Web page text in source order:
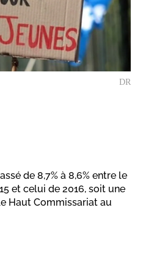
DR
de 8,7% à 8,6% entre le
et celui de 2016, soit une
Haut Commissariat au